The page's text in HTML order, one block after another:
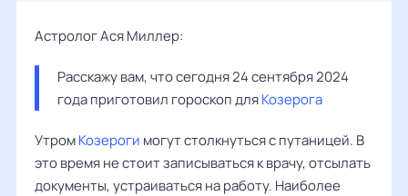
Астролог Ася Миллер:
Расскажу вам, что сегодня 24 сентября 2024
года приготовил гороскоп для Козерога
УтромКозероги могут столкнуться с путаницей. В
это время не стоит записываться к врачу, отсылать
документы, устраиваться на работу. Наиболее